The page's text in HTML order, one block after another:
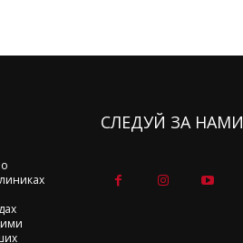
СЛЕДУЙ ЗА НАМИ